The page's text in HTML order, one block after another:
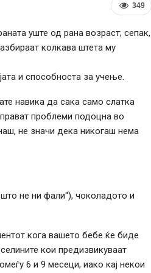
349
уште од рана возраст; сепак,
колкава штета му
и способноста за учење.
навика да сака само слатка
проблеми подоцна во
не значи дека никогаш нема
не ни фали“), чоколадото и
кога вашето бебе ќе биде
кои предизвикуваат
6 и 9 месеци, иако кај некои